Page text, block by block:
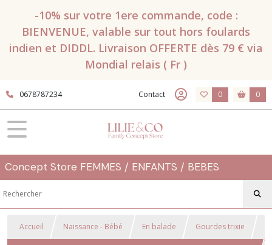
-10% sur votre 1ere commande, code :
BIENVENUE, valable sur tout hors foulards
indien et DIDDL. Livraison OFFERTE dès 79 € via
Mondial relais ( Fr )
0678787234 Contact 0 0
Concept Store FEMMES / ENFANTS / BEBES
Accueil Naissance - Bébé En balade Gourdes trixie